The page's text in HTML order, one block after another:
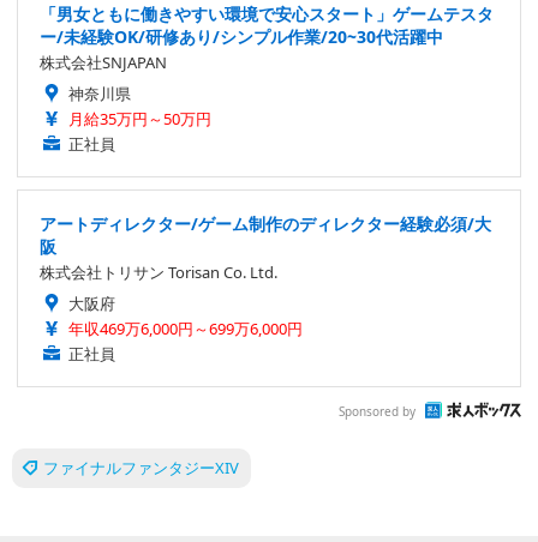
「男女ともに働きやすい環境で安心スタート」ゲームテスタ
ー/未経験OK/研修あり/シンプル作業/20~30代活躍中
株式会社SNJAPAN
神奈川県
月給35万円～50万円
正社員
アートディレクター/ゲーム制作のディレクター経験必須/大
阪
株式会社トリサン Torisan Co. Ltd.
大阪府
年収469万6,000円～699万6,000円
正社員
Sponsored by
ファイナルファンタジーXIV